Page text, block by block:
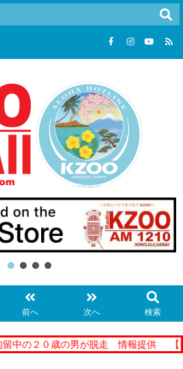
前へ 次へ 検索
の２０歳の男が脱走 情報提供 【